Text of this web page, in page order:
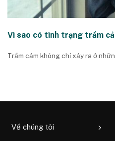
Vì sao có tình trạng trầm
Trầm cảm không chỉ xảy ra ở
Về chúng tôi